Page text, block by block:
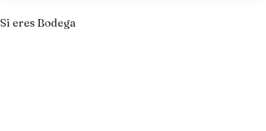
Si eres Bodega